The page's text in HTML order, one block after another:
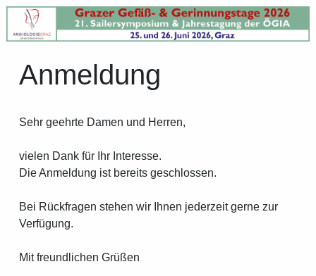
Anmeldung
Sehr geehrte Damen und Herren,
vielen Dank für Ihr Interesse.
Die Anmeldung ist bereits geschlossen.
Bei Rückfragen stehen wir Ihnen jederzeit gerne zur
Verfügung.
Mit freundlichen Grüßen